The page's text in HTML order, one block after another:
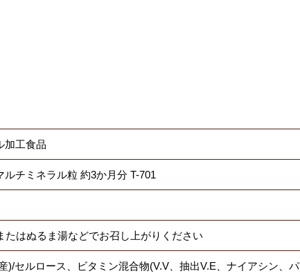
加工食品
ルチミネラル粒 約3か月分 T-701
たはぬるま湯などでお召し上がりください
)/セルロース、ビタミン混合物(V.V、抽出V.E、ナイアシン、パ